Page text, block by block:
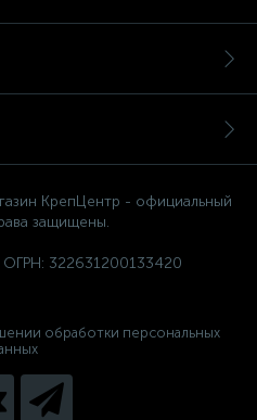
КрепЦентр - официальный
защищены.
322631200133420
обработки персональных